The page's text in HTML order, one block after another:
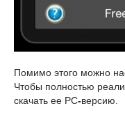
Помимо этого можно
Чтобы полностью
скачать ее PC-версию.